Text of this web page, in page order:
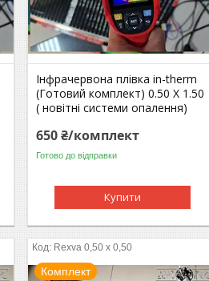
Інфрачервона плівка in-therm
(Готовий комплект) 0.50 Х 1.50
( новітні системи опалення)
650 ₴/комплект
Готово до відправки
Купити
Rexva 0,50 x 0,50
Комплект